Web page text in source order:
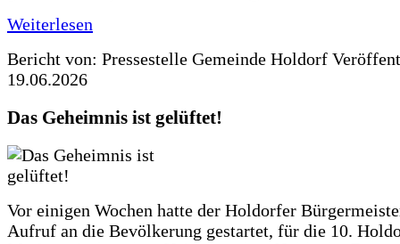
Weiterlesen
Bericht von: Pressestelle Gemeinde Holdorf
19.06.2026
Das Geheimnis ist gelüftet!
Vor einigen Wochen hatte der Holdorfer
Aufruf an die Bevölkerung gestartet, für die 10.